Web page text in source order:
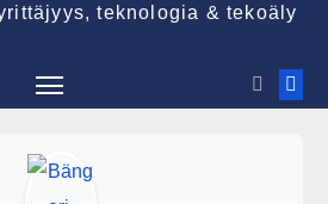
teknologia & tekoäly